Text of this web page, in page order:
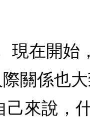
現在開
關係也
來說，